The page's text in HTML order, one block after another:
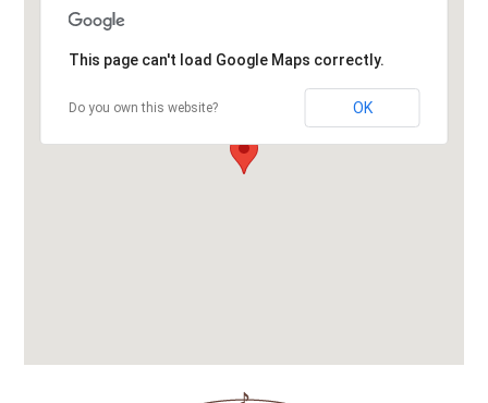
This page can't load Google Maps correctly.
Do you own this website? OK